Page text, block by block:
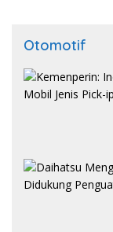
Otomotif